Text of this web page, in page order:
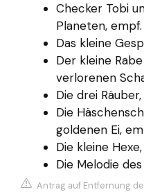
Checker Tobi
Planeten, empf.
Das kleine
Der kleine
verlorenen
Die drei Räuber,
Die
goldenen Ei,
Die kleine
Die Melodie
Antrag auf Entfernung